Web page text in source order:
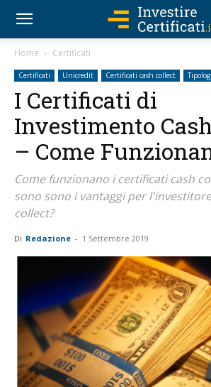
Home Certificati
Certificati Unicredit Certificati cash collect
I Certificati di
Investimento
– Come
Come funzionano i certificati cash
sono sono i vantaggi per
collect?
Di Redazione - 1 Settembre 2019